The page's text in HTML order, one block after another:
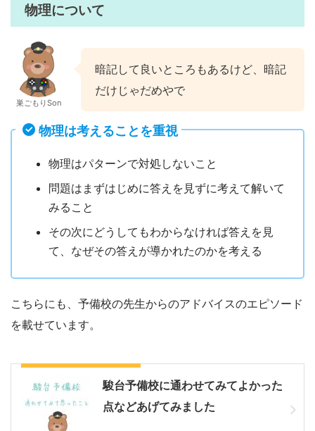
物理について
巣ごもりSon
暗記して良いところもあるけど、暗記
だけじゃだめやで
物理は考えることを重視
物理はパターンで対処しないこと
問題はまずはじめに答えを見ずに考えて解いて
みること
その次にどうしてもわからなければ答えを見
て、なぜその答えが導かれたのかを考える
こちらにも、予備校の先生からのアドバイスのエピソード
を載せています。
駿台予備校に通わせてみてよかった
点などあげてみました